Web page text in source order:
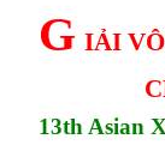
G IẢI
13th Asian